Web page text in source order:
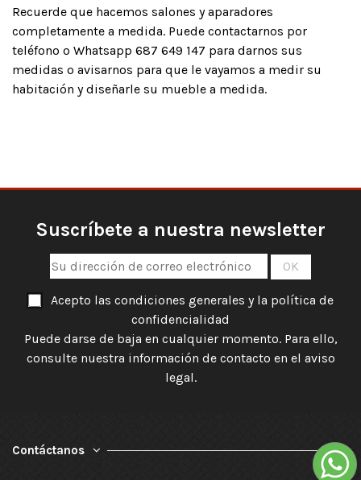
Recuerde que hacemos salones y aparadores
completamente a medida. Puede contactarnos por
teléfono o Whatsapp 687 649 147 para darnos sus
medidas o avisarnos para que le vayamos a medir su
habitación y diseñarle su mueble a medida.
Suscríbete a nuestra newsletter
Acepto las condiciones generales y la política de
confidencialidad
Puede darse de baja en cualquier momento. Para ello,
consulte nuestra información de contacto en el aviso
legal.
Contáctanos